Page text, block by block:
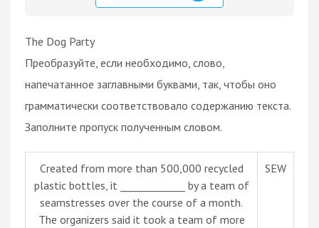
The Dog Party
Преобразуйте, если необходимо, слово,
напечатанное заглавными буквами, так, чтобы оно
грамматически соответствовало содержанию текста.
Заполните пропуск полученным словом.
Created from more than 500,000 recycled
plastic bottles, it _____________ by a team of
seamstresses over the course of a month.
The organizers said it took a team of more
SEW